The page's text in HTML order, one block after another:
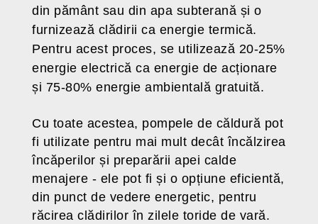
din pământ sau din apa subterană și o
furnizează clădirii ca energie termică.
Pentru acest proces, se utilizează 20-25%
energie electrică ca energie de acționare
și 75-80% energie ambientală gratuită.
Cu toate acestea, pompele de căldură pot
fi utilizate pentru mai mult decât încălzirea
încăperilor și preparării apei calde
menajere - ele pot fi și o opțiune eficientă,
din punct de vedere energetic, pentru
răcirea clădirilor în zilele toride de vară.